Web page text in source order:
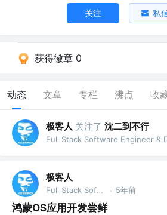
关注 私
获得徽章 0
动态 文章 专栏 沸点 收
极客人 关注了 沈二到不行
极客人
Full Stack Software Engineer & DevOps @字节跳动 · 5年前
鸿蒙OS应用开发尝鲜